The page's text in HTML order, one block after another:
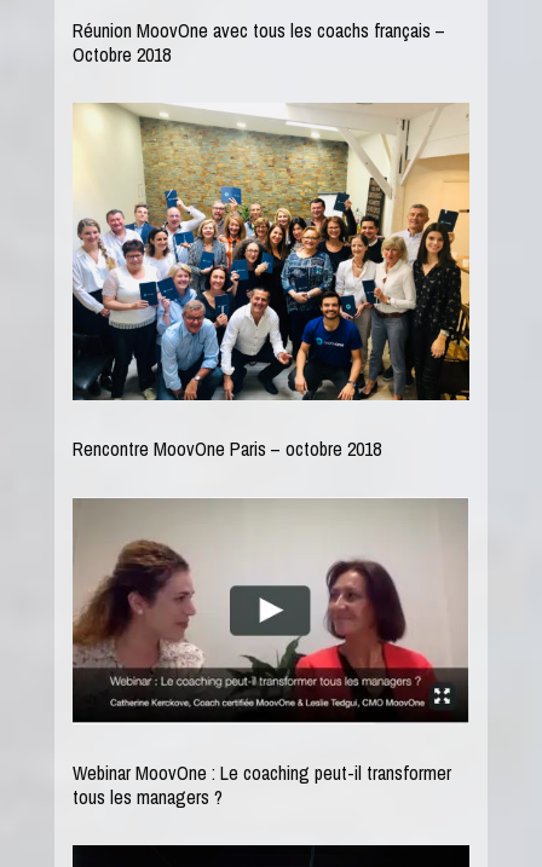
Réunion MoovOne avec tous les coachs français –
Octobre 2018
Rencontre MoovOne Paris – octobre 2018
Webinar MoovOne : Le coaching peut-il transformer
tous les managers ?